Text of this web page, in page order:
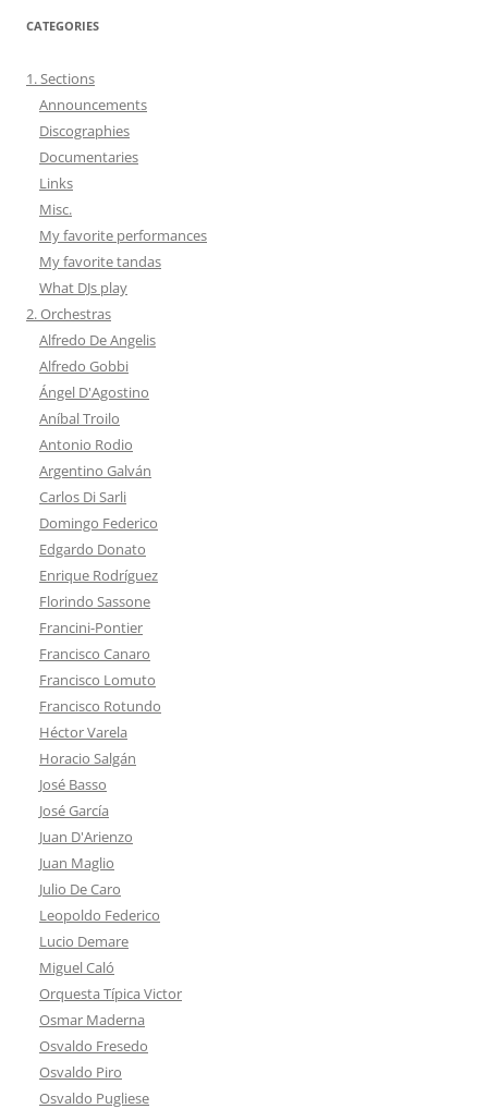
CATEGORIES
1. Sections
Announcements
Discographies
Documentaries
Links
Misc.
My favorite performances
My favorite tandas
What DJs play
2. Orchestras
Alfredo De Angelis
Alfredo Gobbi
Ángel D'Agostino
Aníbal Troilo
Antonio Rodio
Argentino Galván
Carlos Di Sarli
Domingo Federico
Edgardo Donato
Enrique Rodríguez
Florindo Sassone
Francini-Pontier
Francisco Canaro
Francisco Lomuto
Francisco Rotundo
Héctor Varela
Horacio Salgán
José Basso
José García
Juan D'Arienzo
Juan Maglio
Julio De Caro
Leopoldo Federico
Lucio Demare
Miguel Caló
Orquesta Típica Victor
Osmar Maderna
Osvaldo Fresedo
Osvaldo Piro
Osvaldo Pugliese